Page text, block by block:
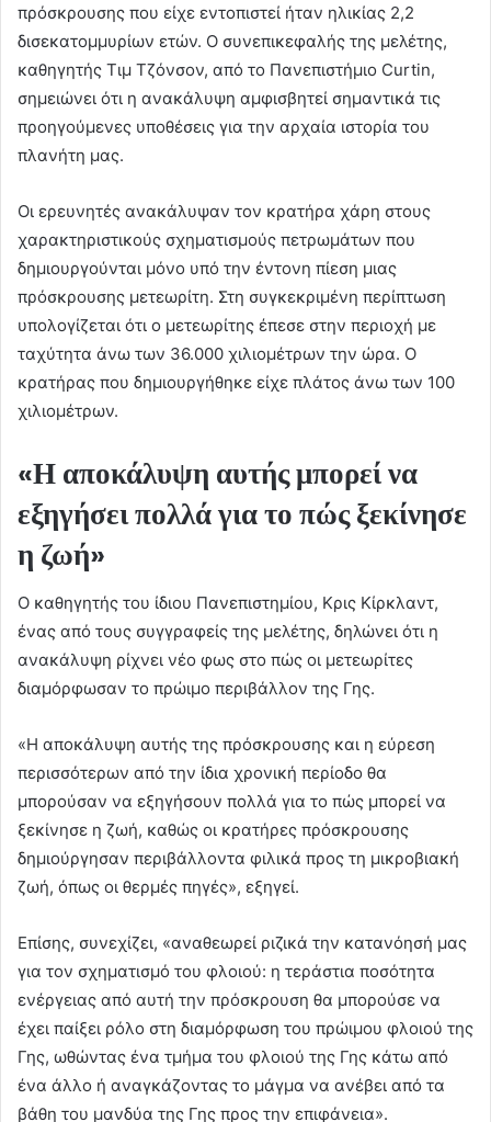
πρόσκρουσης που είχε εντοπιστεί ήταν ηλικίας 2,2
δισεκατομμυρίων ετών. Ο συνεπικεφαλής της μελέτης,
καθηγητής Τιμ Τζόνσον, από το Πανεπιστήμιο Curtin,
σημειώνει ότι η ανακάλυψη αμφισβητεί σημαντικά τις
προηγούμενες υποθέσεις για την αρχαία ιστορία του
πλανήτη μας.
Οι ερευνητές ανακάλυψαν τον κρατήρα χάρη στους
χαρακτηριστικούς σχηματισμούς πετρωμάτων που
δημιουργούνται μόνο υπό την έντονη πίεση μιας
πρόσκρουσης μετεωρίτη. Στη συγκεκριμένη περίπτωση
υπολογίζεται ότι ο μετεωρίτης έπεσε στην περιοχή με
ταχύτητα άνω των 36.000 χιλιομέτρων την ώρα. Ο
κρατήρας που δημιουργήθηκε είχε πλάτος άνω των 100
χιλιομέτρων.
«Η αποκάλυψη αυτής μπορεί να
εξηγήσει πολλά για το πώς ξεκίνησε
η ζωή»
Ο καθηγητής του ίδιου Πανεπιστημίου, Κρις Κίρκλαντ,
ένας από τους συγγραφείς της μελέτης, δηλώνει ότι η
ανακάλυψη ρίχνει νέο φως στο πώς οι μετεωρίτες
διαμόρφωσαν το πρώιμο περιβάλλον της Γης.
«Η αποκάλυψη αυτής της πρόσκρουσης και η εύρεση
περισσότερων από την ίδια χρονική περίοδο θα
μπορούσαν να εξηγήσουν πολλά για το πώς μπορεί να
ξεκίνησε η ζωή, καθώς οι κρατήρες πρόσκρουσης
δημιούργησαν περιβάλλοντα φιλικά προς τη μικροβιακή
ζωή, όπως οι θερμές πηγές», εξηγεί.
Επίσης, συνεχίζει, «αναθεωρεί ριζικά την κατανόησή μας
για τον σχηματισμό του φλοιού: η τεράστια ποσότητα
ενέργειας από αυτή την πρόσκρουση θα μπορούσε να
έχει παίξει ρόλο στη διαμόρφωση του πρώιμου φλοιού της
Γης, ωθώντας ένα τμήμα του φλοιού της Γης κάτω από
ένα άλλο ή αναγκάζοντας το μάγμα να ανέβει από τα
βάθη του μανδύα της Γης προς την επιφάνεια».